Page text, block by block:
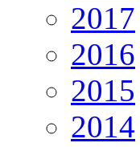
2017
2016
2015
2014